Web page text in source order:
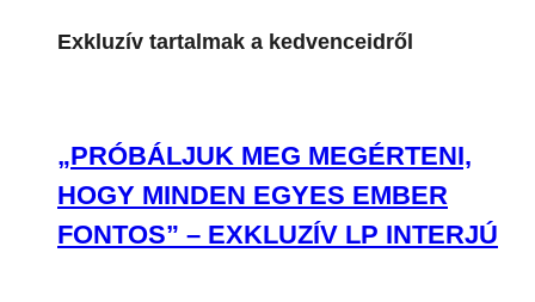
Exkluzív tartalmak a kedvenceidről
„PRÓBÁLJUK MEG MEGÉRTENI,
HOGY MINDEN EGYES EMBER
FONTOS” – EXKLUZÍV LP INTERJÚ